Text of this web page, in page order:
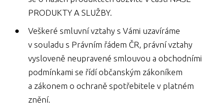
PRODUKTY A SLUŽBY.
Veškeré smluvní vztahy s Vámi uzavíráme
v souladu s Právním řádem ČR, právní vztahy
vysloveně neupravené smlouvou a obchodními
podmínkami se řídí občanským zákoníkem
a zákonem o ochraně spotřebitele v platném
znění.